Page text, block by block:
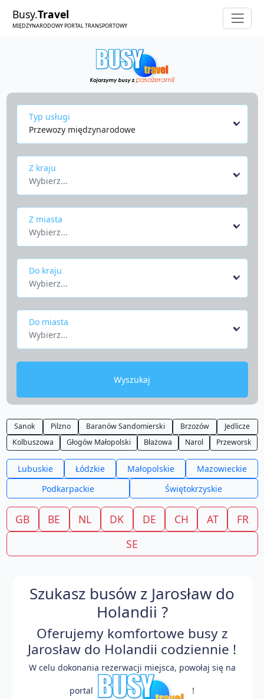
Busy.Travel
MIĘDZYNARODOWY PORTAL TRANSPORTOWY
Typ usługi
Przewozy międzynarodowe
Z kraju
Wybierz...
Z miasta
Wybierz...
Do kraju
Wybierz...
Do miasta
Wybierz...
Wyszukaj
Sanok Pilzno Baranów Sandomierski Brzozów
Jedlicze
Kolbuszowa
Głogów Małopolski Błażowa Narol Przeworsk
Lubuskie Łódzkie Małopolskie
Mazowieckie
Podkarpackie
Świętokrzyskie
GB BE NL DK DE CH AT
FR
SE
Szukasz busów z Jarosław do
Holandii ?
Oferujemy komfortowe busy z
Jarosław do Holandii codziennie !
W celu dokonania rezerwacji miejsca, powołaj się na
portal !